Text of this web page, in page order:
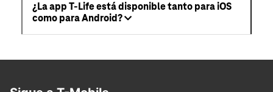
¿La app T-Life está disponible tanto para iOS
como para Android?